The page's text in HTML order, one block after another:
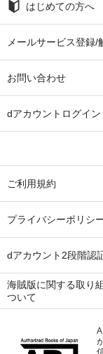
はじめての方へ
メールサービス登録/
お問い合わせ
dアカウントログイン
ご利用規約
プライバシーポリシ
dアカウント2段階認
海賊版に関する取り
ついて